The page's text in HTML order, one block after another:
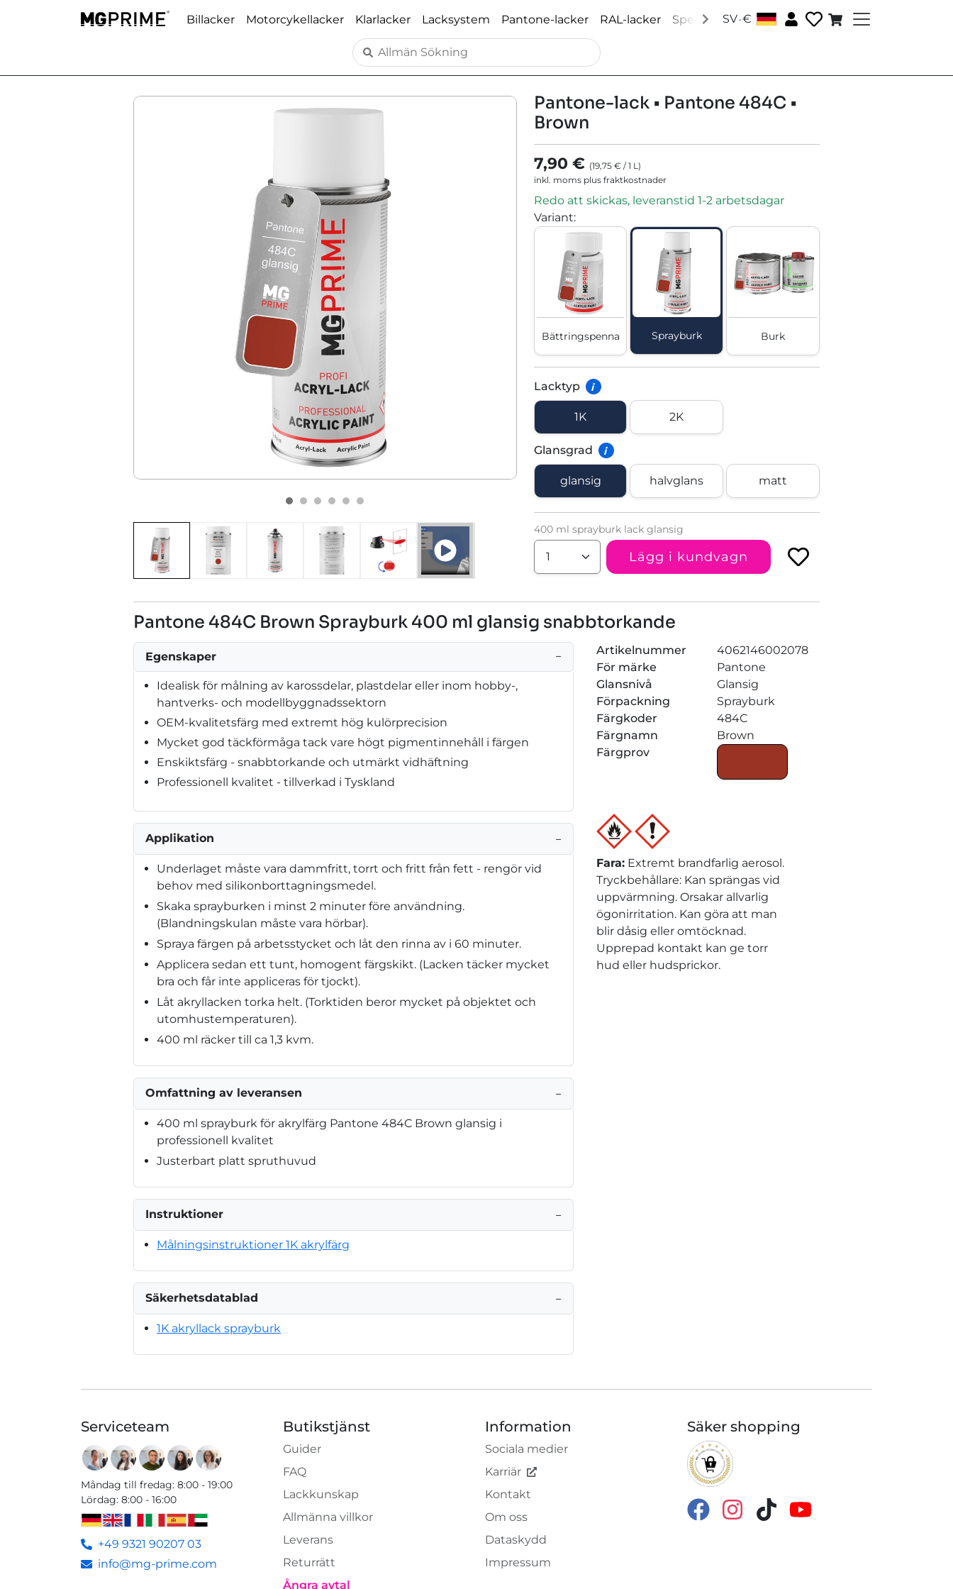
Billacker Motorcykellacker Klarlacker Lacksystem Pantone-lacker RAL-lacker Speciallacker Tillbehör │ Om oss
SV.€
Pantone-lack • Pantone 484C •
Brown
7,90 € (19,75 € /1 L)
inkl. moms plus fraktkostnader
Redo att skickas, leveranstid 1-2 arbetsdagar
Variant:
Bättringspenna Sprayburk Burk
Lacktyp i
1K 2K
Glansgrad i
glansig halvglans matt
400 ml sprayburk lack glansig
Lägg i kundvagn
Pantone 484C Brown Sprayburk 400 ml glansig snabbtorkande
Egenskaper −
Idealisk för målning av karossdelar, plastdelar eller inom hobby-,
hantverks- och modellbyggnadssektorn
OEM-kvalitetsfärg med extremt hög kulörprecision
Mycket god täckförmåga tack vare högt pigmentinnehåll i färgen
Enskiktsfärg - snabbtorkande och utmärkt vidhäftning
Professionell kvalitet - tillverkad i Tyskland
Applikation −
Underlaget måste vara dammfritt, torrt och fritt från fett - rengör vid
behov med silikonborttagningsmedel.
Skaka sprayburken i minst 2 minuter före användning.
(Blandningskulan måste vara hörbar).
Spraya färgen på arbetsstycket och låt den rinna av i 60 minuter.
Applicera sedan ett tunt, homogent färgskikt. (Lacken täcker mycket
bra och får inte appliceras för tjockt).
Låt akryllacken torka helt. (Torktiden beror mycket på objektet och
utomhustemperaturen).
400 ml räcker till ca 1,3 kvm.
Omfattning av leveransen −
400 ml sprayburk för akrylfärg Pantone 484C Brown glansig i
professionell kvalitet
Justerbart platt spruthuvud
Instruktioner −
Målningsinstruktioner 1K akrylfärg
Säkerhetsdatablad −
1K akryllack sprayburk
Artikelnummer
4062146002078
För märke
Pantone
Glansnivå
Glansig
Förpackning
Sprayburk
Färgkoder
484C
Färgnamn
Brown
Färgprov
Fara: Extremt brandfarlig aerosol.
Tryckbehållare: Kan sprängas vid
uppvärmning. Orsakar allvarlig
ögonirritation. Kan göra att man
blir dåsig eller omtöcknad.
Upprepad kontakt kan ge torr
hud eller hudsprickor.
Serviceteam
Måndag till fredag: 8:00 - 19:00
Lördag: 8:00 - 16:00
+49 9321 90207 03
info@mg-prime.com
Butikstjänst
Guider
FAQ
Lackkunskap
Allmänna villkor
Leverans
Returrätt
Ångra avtal
Information
Sociala medier
Karriär
Kontakt
Om oss
Dataskydd
Impressum
Säker shopping